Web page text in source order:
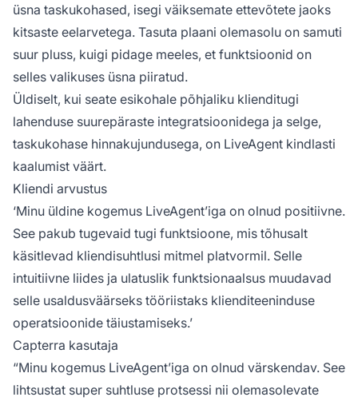
üsna taskukohased, isegi väiksemate ettevõtete jaoks
kitsaste eelarvetega. Tasuta plaani olemasolu on samuti
suur pluss, kuigi pidage meeles, et funktsioonid on
selles valikuses üsna piiratud.
Üldiselt, kui seate esikohale põhjaliku klienditugi
lahenduse suurepäraste integratsioonidega ja selge,
taskukohase hinnakujundusega, on LiveAgent kindlasti
kaalumist väärt.
Kliendi arvustus
‘Minu üldine kogemus LiveAgent’iga on olnud positiivne.
See pakub tugevaid tugi funktsioone, mis tõhusalt
käsitlevad kliendisuhtlusi mitmel platvormil. Selle
intuitiivne liides ja ulatuslik funktsionaalsus muudavad
selle usaldusväärseks tööriistaks klienditeeninduse
operatsioonide täiustamiseks.’
Capterra kasutaja
“Minu kogemus LiveAgent’iga on olnud värskendav. See
lihtsustat super suhtluse protsessi nii olemasolevate